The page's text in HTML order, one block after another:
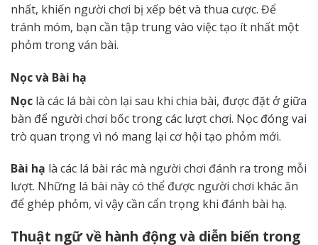
nhất, khiến người chơi bị xếp bét và thua cược. Để
tránh móm, bạn cần tập trung vào việc tạo ít nhất một
phỏm trong ván bài.
Nọc và Bài hạ
Nọc là các lá bài còn lại sau khi chia bài, được đặt ở giữa
bàn để người chơi bốc trong các lượt chơi. Nọc đóng vai
trò quan trọng vì nó mang lại cơ hội tạo phỏm mới.
Bài hạ là các lá bài rác mà người chơi đánh ra trong mỗi
lượt. Những lá bài này có thể được người chơi khác ăn
để ghép phỏm, vì vậy cần cẩn trọng khi đánh bài hạ.
Thuật ngữ về hành động và diễn biến trong